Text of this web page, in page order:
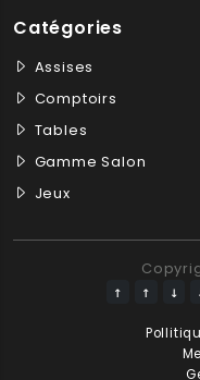
Catégories
Assises
Comptoirs
Tables
Gamme Salon
Jeux
↑ ↑ ↓